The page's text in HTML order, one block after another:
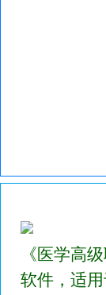
《医学高
软件，适